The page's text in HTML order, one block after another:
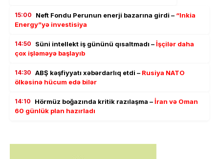
15:00 Neft Fondu Perunun enerji bazarına girdi – “Inkia
Energy”yə investisiya
14:50 Süni intellekt iş gününü qısaltmadı –İşçilər daha
çox işləməyə başlayıb
14:30 ABŞ kəşfiyyatı xəbərdarlıq etdi – Rusiya NATO
ölkəsinə hücum edə bilər
14:10 Hörmüz boğazında kritik razılaşma –İran və Oman
60 günlük plan hazırladı